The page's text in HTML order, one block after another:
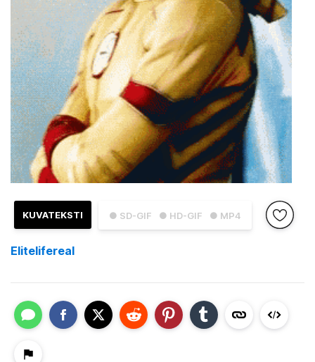
● SD-GIF ● HD-GIF ● MP4
KUVATEKSTI
Elitelifereal